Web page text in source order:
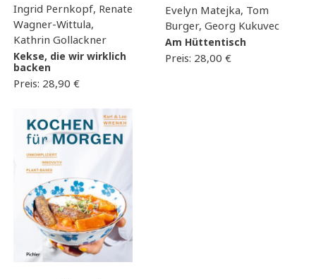
Ingrid Pernkopf, Renate
Wagner-Wittula,
Kathrin Gollackner
Kekse, die wir wirklich
backen
Preis: 28,90 €
Evelyn Matejka, Tom
Burger, Georg Kukuvec
Am Hüttentisch
Preis: 28,00 €